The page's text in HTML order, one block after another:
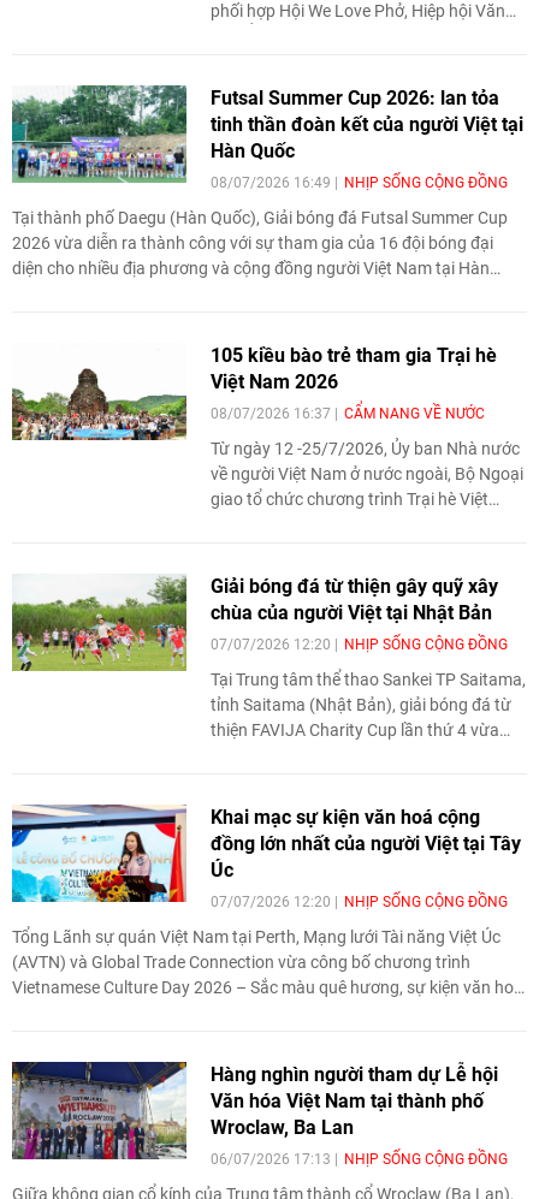
phối hợp Hội We Love Phở, Hiệp hội Văn
chương trình "Phở và văn hóa ẩm thực
mang bản sắc Việt Nam đến gần hơn với
châu Âu và thế giới".
Futsal Summer Cup 2026: lan tỏa
tinh thần đoàn kết của người Việt tại
Hàn Quốc
08/07/2026 16:49 NHỊP SỐNG CỘNG ĐỒNG
Tại thành phố Daegu (Hàn Quốc), Giải bóng đá Futsal Summer Cup
2026 vừa diễn ra thành công với sự tham gia của 16 đội bóng đại
diện cho nhiều địa phương và cộng đồng người Việt Nam tại Hàn
105 kiều bào trẻ tham gia Trại hè
Việt Nam 2026
08/07/2026 16:37 CẨM NANG VỀ NƯỚC
Từ ngày 12 -25/7/2026, Ủy ban Nhà nước
về người Việt Nam ở nước ngoài, Bộ Ngoại
giao tổ chức chương trình Trại hè Việt
105 thanh niên, sinh viên người Việt Nam ở
nước ngoài đến từ 35 quốc gia và vùng
lãnh thổ.
Giải bóng đá từ thiện gây quỹ xây
chùa của người Việt tại Nhật Bản
07/07/2026 12:20 NHỊP SỐNG CỘNG ĐỒNG
Tại Trung tâm thể thao Sankei TP Saitama,
tỉnh Saitama (Nhật Bản), giải bóng đá từ
thiện FAVIJA Charity Cup lần thứ 4 vừa
Khai mạc sự kiện văn hoá cộng
đồng lớn nhất của người Việt tại Tây
Úc
07/07/2026 12:20 NHỊP SỐNG CỘNG ĐỒNG
Tổng Lãnh sự quán Việt Nam tại Perth, Mạng lưới Tài năng Việt Úc
(AVTN) và Global Trade Connection vừa công bố chương trình
Vietnamese Culture Day 2026 – Sắc màu quê hương, sự kiện văn hoá
Perth.
Hàng nghìn người tham dự Lễ hội
Văn hóa Việt Nam tại thành phố
Wroclaw, Ba Lan
06/07/2026 17:13 NHỊP SỐNG CỘNG ĐỒNG
Giữa không gian cổ kính của Trung tâm thành cổ Wroclaw (Ba Lan),